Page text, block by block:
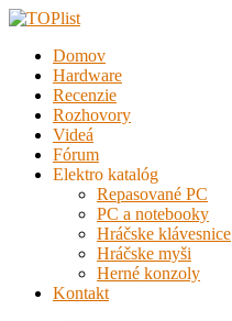
Domov
Hardware
Recenzie
Rozhovory
Videá
Fórum
Elektro katalóg
Repasované PC
PC a notebooky
Hráčske klávesnice
Hráčske myši
Herné konzoly
Kontakt